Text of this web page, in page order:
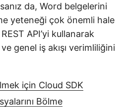
da, Word belgelerini
yeteneği çok önemli hale
API’yi kullanarak
genel iş akışı verimliliğini
için Cloud SDK
Bölme